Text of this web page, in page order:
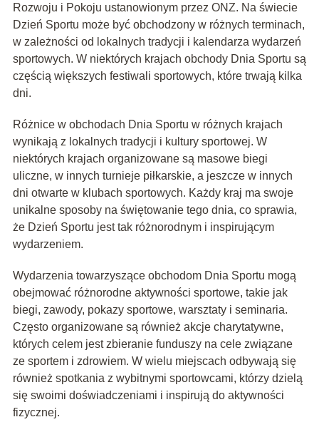
Rozwoju i Pokoju ustanowionym przez ONZ. Na świecie
Dzień Sportu może być obchodzony w różnych terminach,
w zależności od lokalnych tradycji i kalendarza wydarzeń
sportowych. W niektórych krajach obchody Dnia Sportu są
częścią większych festiwali sportowych, które trwają kilka
dni.
Różnice w obchodach Dnia Sportu w różnych krajach
wynikają z lokalnych tradycji i kultury sportowej. W
niektórych krajach organizowane są masowe biegi
uliczne, w innych turnieje piłkarskie, a jeszcze w innych
dni otwarte w klubach sportowych. Każdy kraj ma swoje
unikalne sposoby na świętowanie tego dnia, co sprawia,
że Dzień Sportu jest tak różnorodnym i inspirującym
wydarzeniem.
Wydarzenia towarzyszące obchodom Dnia Sportu mogą
obejmować różnorodne aktywności sportowe, takie jak
biegi, zawody, pokazy sportowe, warsztaty i seminaria.
Często organizowane są również akcje charytatywne,
których celem jest zbieranie funduszy na cele związane
ze sportem i zdrowiem. W wielu miejscach odbywają się
również spotkania z wybitnymi sportowcami, którzy dzielą
się swoimi doświadczeniami i inspirują do aktywności
fizycznej.